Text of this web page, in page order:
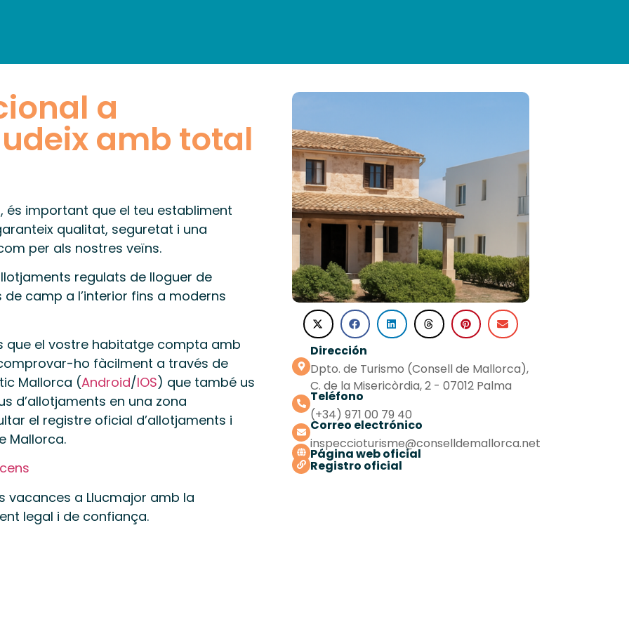
a
amb total
és important que el teu establiment
qualitat, seguretat i una
per als nostres veïns.
regulats de lloguer de
camp a l’interior fins a moderns
que el vostre habitatge compta amb
ho fàcilment a través de
Mallorca (Android/IOS) que també us
d’allotjaments en una zona
el registre oficial d’allotjaments i
Mallorca.
vacances a Llucmajor amb la
legal i de confiança.
Dirección
Dpto. de Turismo (Consell de Mallorca),
C. de la Misericòrdia, 2 - 07012 Palma
Teléfono
(+34) 971 00 79 40
Correo electrónico
inspeccioturisme@conselldemallorca.net
Página web oficial
Registro oficial